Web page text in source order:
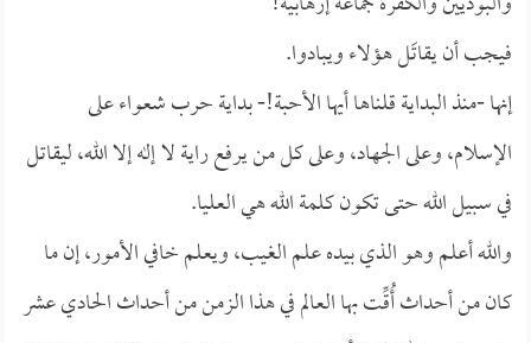
فيجب أن يقاتَل هؤلاء ويبادوا.
إنها -منذ البداية قلناها أيها الأحبة!- بداية حرب شعواء على
الإسلام، وعلى الجهاد، وعلى كل من يرفع راية لا إله إلا الله، ليقاتل
في سبيل الله حتى تكون كلمة الله هي العليا.
والله أعلم وهو الذي بيده علم الغيب، ويعلم خافي الأمور، إن ما
كان من أحداث أُقِّت بها العالم في هذا الزمن من أحداث الحادي عشر